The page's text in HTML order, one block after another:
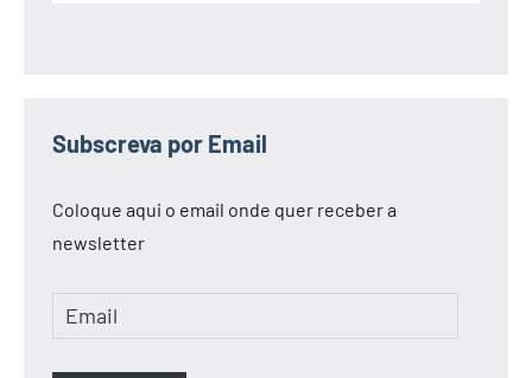
Subscreva por Email
Coloque aqui o email onde quer receber a
newsletter
Email